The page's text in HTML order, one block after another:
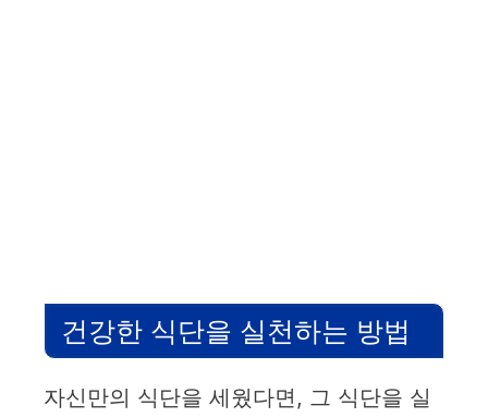
건강한 식단을 실천하는 방법
자신만의 식단을 세웠다면, 그 식단을 실